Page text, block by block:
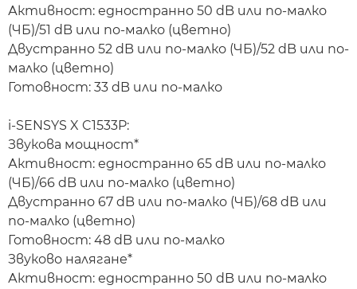
Активност: едностранно 50 dB или по-малко
(ЧБ)/51 dB или по-малко (цветно)
Двустранно 52 dB или по-малко (ЧБ)/52 dB или по-
малко (цветно)
Готовност: 33 dB или по-малко
i-SENSYS X C1533P:
Звукова мощност*
Активност: едностранно 65 dB или по-малко
(ЧБ)/66 dB или по-малко (цветно)
Двустранно 67 dB или по-малко (ЧБ)/68 dB или
по-малко (цветно)
Готовност: 48 dB или по-малко
Звуково налягане*
Активност: едностранно 50 dB или по-малко